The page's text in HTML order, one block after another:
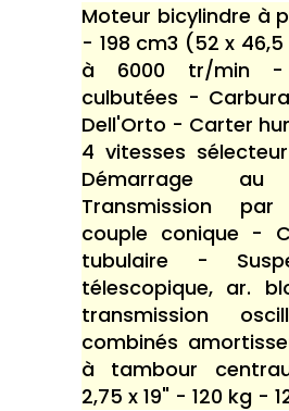
Moteur bicylindre à
- 198 cm3 (52 x
à 6000 tr/min -
culbutées -
Dell'Orto - Carter
4 vitesses
Démarrage
Transmission
couple conique -
tubulaire -
télescopique, ar.
transmission
combinés
à tambour
2,75 x 19" - 120 kg -